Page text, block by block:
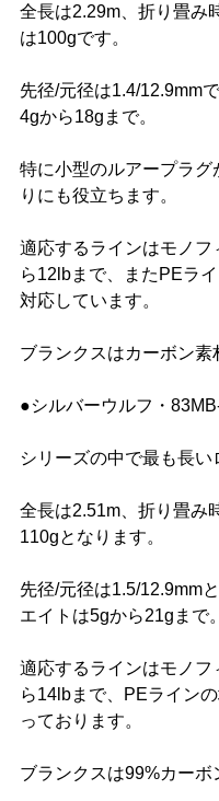
全長は2.29m、折り畳み
は100gです。
先径/元径は1.4/12.9mm
4gから18gまで。
特に小型のルアープラ
りにも役立ちます。
適応するラインはモノ
ら12lbまで、またPEラ
対応しています。
ブランクスはカーボン素
●シルバーウルフ・
シリーズの中で最も長い
全長は2.51m、折り畳み
110gとなります。
先径/元径は1.5/12.9mm
エイトは5gから21gまで。
適応するラインはモノ
ら14lbまで、PEライン
っております。
ブランクスは99%カーボ